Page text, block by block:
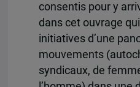
consentis pour y
dans cet ouvrage
initiatives d’une
mouvements
syndicaux, de